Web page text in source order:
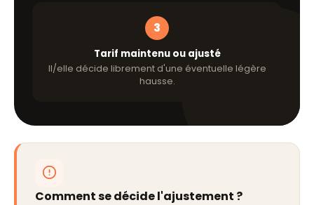
3
Tarif maintenu ou ajusté
Il/elle décide librement d'une éventuelle légère
hausse.
Comment se décide l'ajustement ?